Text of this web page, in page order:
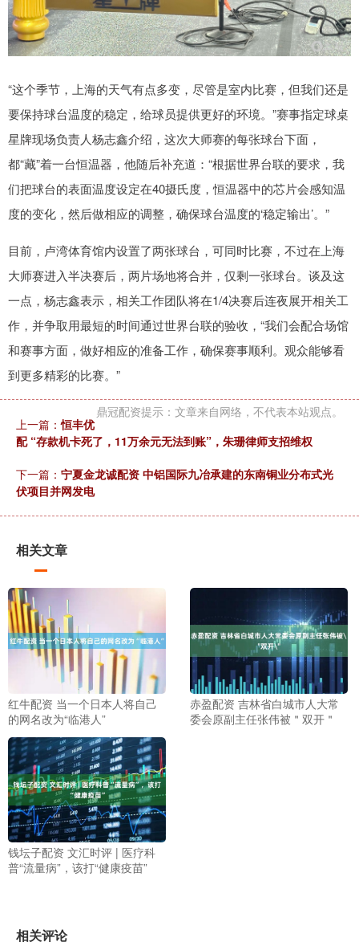
“这个季节，上海的天气有点多变，尽管是室内比赛，但我们还是
要保持球台温度的稳定，给球员提供更好的环境。”赛事指定球桌
星牌现场负责人杨志鑫介绍，这次大师赛的每张球台下面，
都“藏”着一台恒温器，他随后补充道：“根据世界台联的要求，我
们把球台的表面温度设定在40摄氏度，恒温器中的芯片会感知温
度的变化，然后做相应的调整，确保球台温度的‘稳定输出’。”
目前，卢湾体育馆内设置了两张球台，可同时比赛，不过在上海
大师赛进入半决赛后，两片场地将合并，仅剩一张球台。谈及这
一点，杨志鑫表示，相关工作团队将在1/4决赛后连夜展开相关工
作，并争取用最短的时间通过世界台联的验收，“我们会配合场馆
和赛事方面，做好相应的准备工作，确保赛事顺利。观众能够看
到更多精彩的比赛。”
鼎冠配资提示：文章来自网络，不代表本站观点。
上一篇：恒丰优
配 “存款机卡死了，11万余元无法到账”，朱珊律师支招维权
下一篇： 宁夏金龙诚配资 中铝国际九冶承建的东南铜业分布式光
伏项目并网发电
相关文章
红牛配资 当一个日本人将自己
的网名改为“临港人”
赤盈配资 吉林省白城市人大常
委会原副主任张伟被＂双开＂
钱坛子配资 文汇时评 | 医疗科
普“流量病”，该打“健康疫苗”
相关评论